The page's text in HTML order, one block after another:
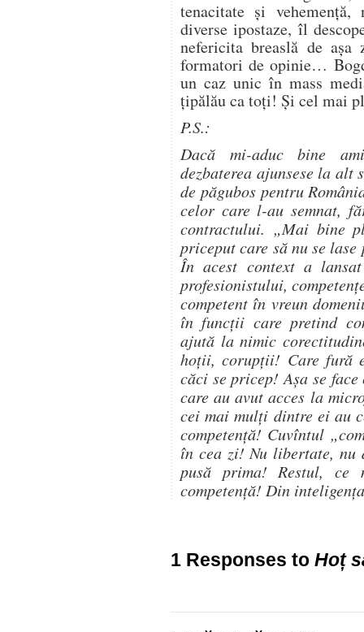
tenacitate și
diverse ipostaze, îl
nefericita breaslă de
formatori de opinie…
un caz unic în mass
țipălău ca toți! Și cel mai
P.S.:
Dacă mi-aduc bine
dezbaterea ajunsese la alt
de păgubos pentru
celor care l-au semnat,
contractului. „Mai bine
priceput care să nu se
În acest context a
profesionistului,
competent în vreun
în funcții care pretind
ajută la nimic
hoții, corupții! Care fură
căci se pricep! Așa se
care au avut acces la
cei mai mulți dintre ei au
competență! Cuvîntul
în cea zi! Nu libertate, nu
pusă prima! Restul, ce
competență! Din
1 Responses to Hoț